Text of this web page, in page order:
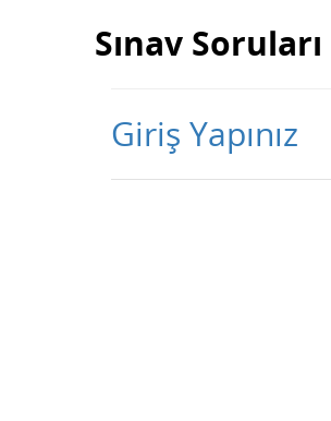
Sınav Soruları
Giriş Yapınız